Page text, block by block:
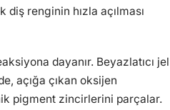
renginin hızla açılması
dayanır. Beyazlatıcı jel
açığa çıkan oksijen
pigment zincirlerini parçalar.